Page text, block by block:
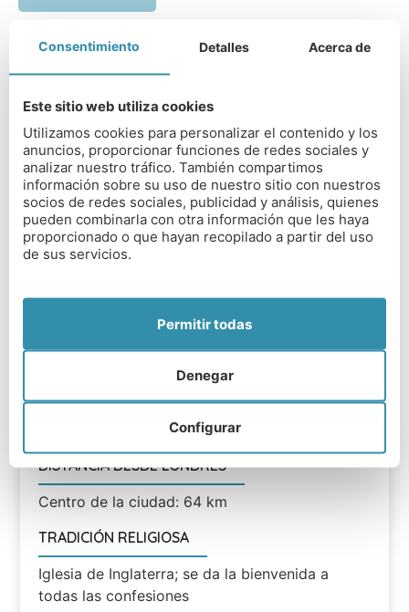
DIRECCIÓN DEL COLEGIO
Shiplake College, A4155, Henley-on-Thames,
Oxfordshire RG9 4BW
TIPO DE COLEGIO
Mixto (coeducacional)
DISTANCIA DESDE AEROPUERTOS
Aeropuerto de Heathrow (Londres): 42 km
(aprox. 35 minutos); Aeropuerto de Gatwick
(Londres): 96 km (aprox. 1 hora 15 minutos)
DISTANCIA DESDE LONDRES
Centro de la ciudad: 64 km
TRADICIÓN RELIGIOSA
Iglesia de Inglaterra; se da la bienvenida a
todas las confesiones
Consentimiento Detalles Acerca de
Este sitio web utiliza cookies
Utilizamos cookies para personalizar el contenido y los
anuncios, proporcionar funciones de redes sociales y
analizar nuestro tráfico. También compartimos
información sobre su uso de nuestro sitio con nuestros
socios de redes sociales, publicidad y análisis, quienes
pueden combinarla con otra información que les haya
proporcionado o que hayan recopilado a partir del uso
de sus servicios.
Configurar
Denegar
Permitir todas